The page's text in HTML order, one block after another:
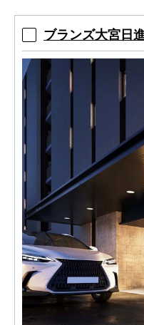
ブランズ大宮日